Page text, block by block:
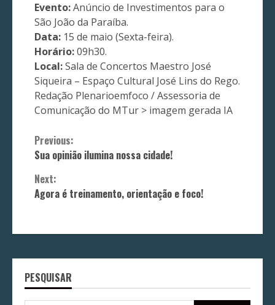
Evento:Anúncio de Investimentos para o
São João da Paraíba.
Data: 15 de maio (Sexta-feira).
Horário:09h30.
Local:Sala de Concertos Maestro José
Siqueira – Espaço Cultural José Lins do Rego.
Redação Plenarioemfoco / Assessoria de
Comunicação do MTur > imagem gerada IA
Continue
Reading
Previous:
Sua opinião ilumina nossa cidade!
Next:
Agora é treinamento, orientação e foco!
PESQUISAR